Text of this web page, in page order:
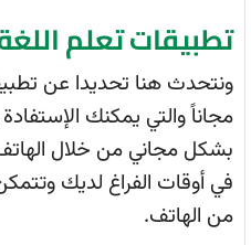
تطبيقات تعلم اللغة
ونتحدث هنا تحديدا عن
مجاناً والتي يمكنك
بشكل مجاني من خلال
في أوقات الفراغ لديك
من الهاتف.